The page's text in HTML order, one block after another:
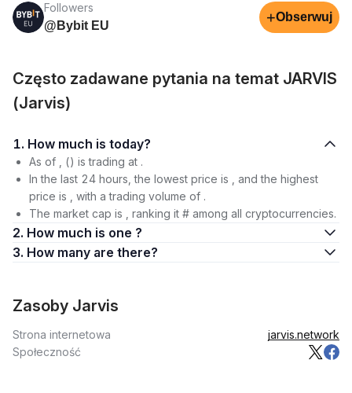
Followers
@Bybit EU
+Obserwuj
Często zadawane pytania na temat JARVIS
(Jarvis)
1. How much is today?
As of , () is trading at .
In the last 24 hours, the lowest price is , and the highest
price is , with a trading volume of .
The market cap is , ranking it # among all cryptocurrencies.
2. How much is one ?
3. How many are there?
Zasoby Jarvis
Strona internetowa
jarvis.network
Społeczność